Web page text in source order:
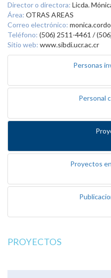
Director o directora: Licda.
Área: OTRAS AREAS
Correo electrónico:
Teléfono: (506) 2511-4461 /
Sitio web: www.sibdi.ucr.ac.cr
Personas
Personal
Proyectos
PROYECTOS